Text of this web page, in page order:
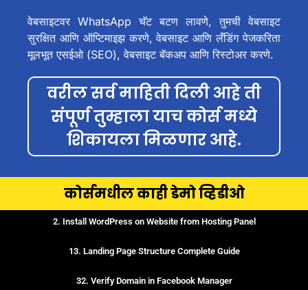
वेबसाइटवर WhatsApp चॅट बटण लावणे, तुमची वेबसाइट
सुरक्षित आणि ऑप्टिमाइझ करणे, वेबसाइट आणि लँडिंग पेजकरिता
मूलभूत एसईओ (SEO), वेबसाइट बॅकअप आणि रिस्टोअर करणे.
वरील सर्व माहिती दिली आहे ती
संपूर्ण तुम्हाला याच कोर्स मध्ये
शिकायला मिळणार आहे.
कोर्समधील काही डेमो व्हिडीओ
2. Install WordPress on Website from Hosting Panel
13. Landing Page Structure Complete Guide
32. Verify Domain in Facebook Manager